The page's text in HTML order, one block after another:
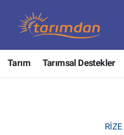
Tarım Tarımsal Destekler
RIZE
Tarım
Hayvancılık
Nöbetçi Eczaneler
Hava Durumu